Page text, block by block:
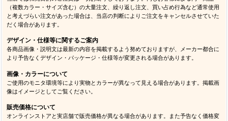
（複数カラー・サイズ含む）の大量注文、繰り返し注文、買い占め行為など通常使用
と考えづらい注文があった場合は、当店の判断によりご注文をキャンセルさせていた
だく場合があります。
デザイン・仕様等に関するご案内
各商品画像・説明文は最新の内容を掲載するよう努めておりますが、メーカー都合に
より予告なくデザイン・パッケージ・仕様等が変更される場合があります。
画像・カラーについて
ご使用のモニタ環境等により実物とカラーが異なって見える場合があります。掲載画
像はイメージとしてご覧ください。
販売価格について
オンラインストアと実店舗で販売価格が異なる場合があります。また予告なく価格変